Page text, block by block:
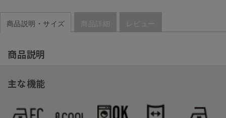
商品説明・サイズ 商品詳細 レビュー
商品説明
主な機能